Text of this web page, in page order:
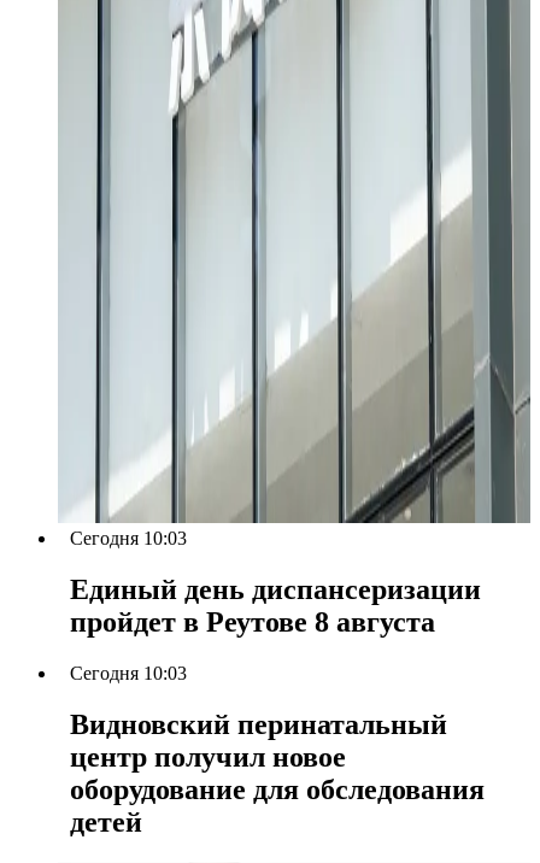
Сегодня 10:03
Единый день диспансеризации
пройдет в Реутове 8 августа
Сегодня 10:03
Видновский перинатальный
центр получил новое
оборудование для обследования
детей